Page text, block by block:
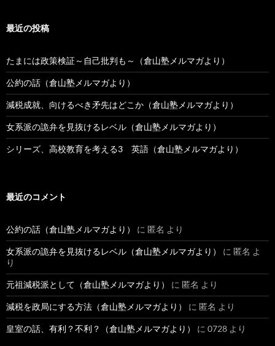
最近の投稿
たまには政策検証～自己批判も～（倉山塾メルマガより）
公約の話（倉山塾メルマガより）
減税成就、向けるべき矛先はどこか（倉山塾メルマガより）
女系派の詭弁を見抜けるレベル（倉山塾メルマガより）
シリーズ、高校教育を考える3 英語（倉山塾メルマガより）
最近のコメント
公約の話（倉山塾メルマガより） に 匿名 より
女系派の詭弁を見抜けるレベル（倉山塾メルマガより） に 匿名 よ
り
元祖減税派として（倉山塾メルマガより） に 匿名 より
減税を政局にする方法（倉山塾メルマガより） に 匿名 より
皇室の話、有利？不利？（倉山塾メルマガより） に 0728 より